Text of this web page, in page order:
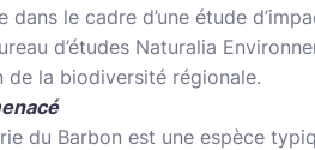
le cadre d’une étude
d’études Naturalia
de la biodiversité régionale.
du Barbon est une espèce